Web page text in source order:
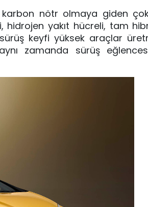
karbon nötr olmaya giden
yakıt hücreli, tam
keyfi yüksek araçlar
zamanda sürüş